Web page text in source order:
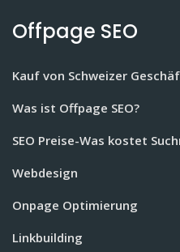
Offpage SEO
Kauf von Schweizer
Was ist Offpage SEO?
SEO Preise-Was kostet
Webdesign
Onpage Optimierung
Linkbuilding